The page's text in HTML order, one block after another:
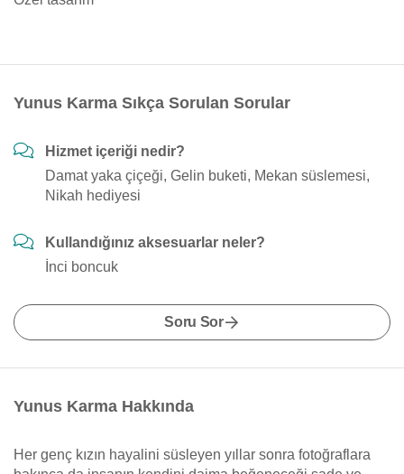
Yunus Karma Sıkça Sorulan Sorular
Hizmet içeriği nedir?
Damat yaka çiçeği, Gelin buketi, Mekan süslemesi,
Nikah hediyesi
Kullandığınız aksesuarlar neler?
İnci boncuk
Soru Sor
Yunus Karma Hakkında
Her genç kızın hayalini süsleyen yıllar sonra fotoğraflara